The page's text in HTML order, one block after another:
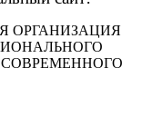
ОРГАНИЗАЦИЯ